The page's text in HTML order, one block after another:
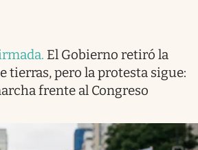
. El Gobierno retiró la
tierras, pero la protesta sigue:
frente al Congreso